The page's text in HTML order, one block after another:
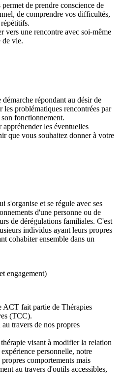
de prendre conscience de
de comprendre vos difficultés,
vers une rencontre avec soi-même
de vie.
répondant au désir de
les problématiques rencontrées par
fonctionnement.
les éventuelles
que vous souhaitez donner à votre
s'organise et se régule avec ses
d'une personne ou de
de dérégulations familiales. C'est
individus ayant leurs propres
cohabiter ensemble dans un
engagement)
ACT fait partie de Thérapies
(TCC).
travers de nos propres
visant à modifier la relation
personnelle, notre
comportements mais
au travers d'outils accessibles,